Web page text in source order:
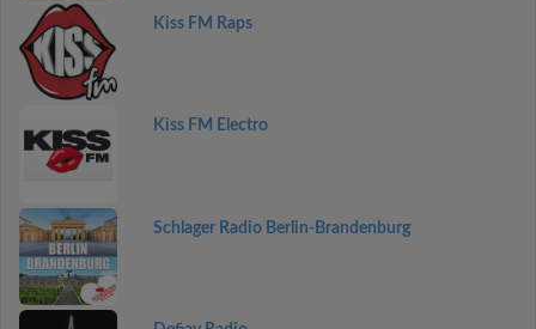
Kiss FM Raps
Kiss FM Electro
Schlager Radio Berlin-Brandenburg